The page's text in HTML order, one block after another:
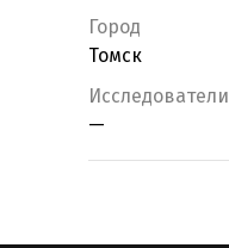
Город
Томск
Исследователи
—